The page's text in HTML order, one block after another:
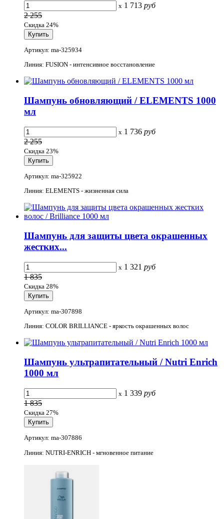
x 1 713 руб
2 255
Скидка 24%
Артикул: ma-325934
Линия: FUSION - интенсивное восстановление
Шампунь обновляющий / ELEMENTS 1000
мл
x 1 736 руб
2 255
Скидка 23%
Артикул: ma-325922
Линия: ELEMENTS - жизненная сила
Шампунь для защиты цвета окрашенных
жестких...
x 1 321 руб
1 835
Скидка 28%
Артикул: ma-307898
Линия: COLOR BRILLIANCE - яркость окрашенных волос
Шампунь ультрапитательный / Nutri Enrich
1000 мл
x 1 339 руб
1 835
Скидка 27%
Артикул: ma-307886
Линия: NUTRI-ENRICH - мгновенное питание